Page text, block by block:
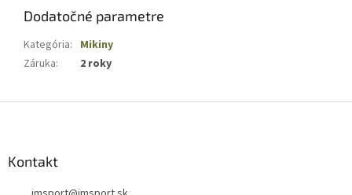
Dodatočné parametre
Kategória: Mikiny
Záruka: 2 roky
Kontakt